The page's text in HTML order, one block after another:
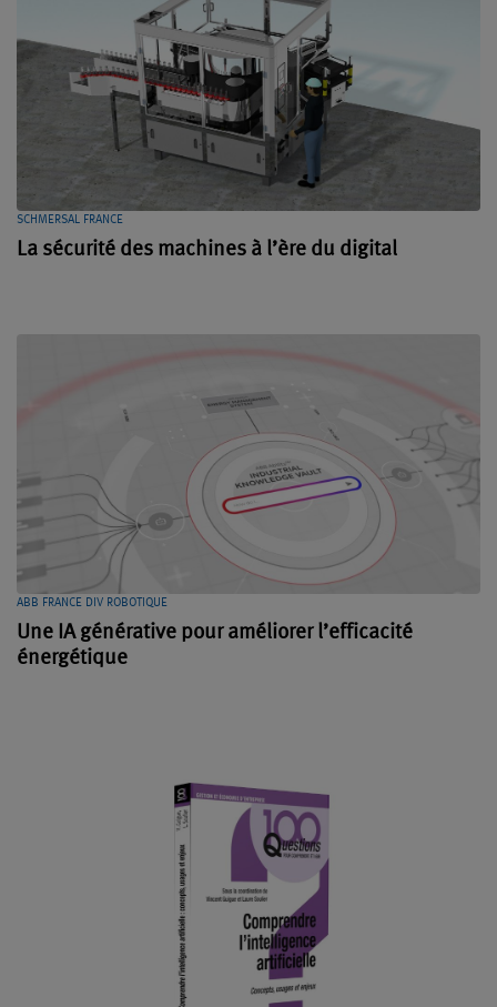
SCHMERSAL FRANCE
La sécurité des machines à l’ère du digital
ABB FRANCE DIV ROBOTIQUE
Une IA générative pour améliorer l’efficacité
énergétique